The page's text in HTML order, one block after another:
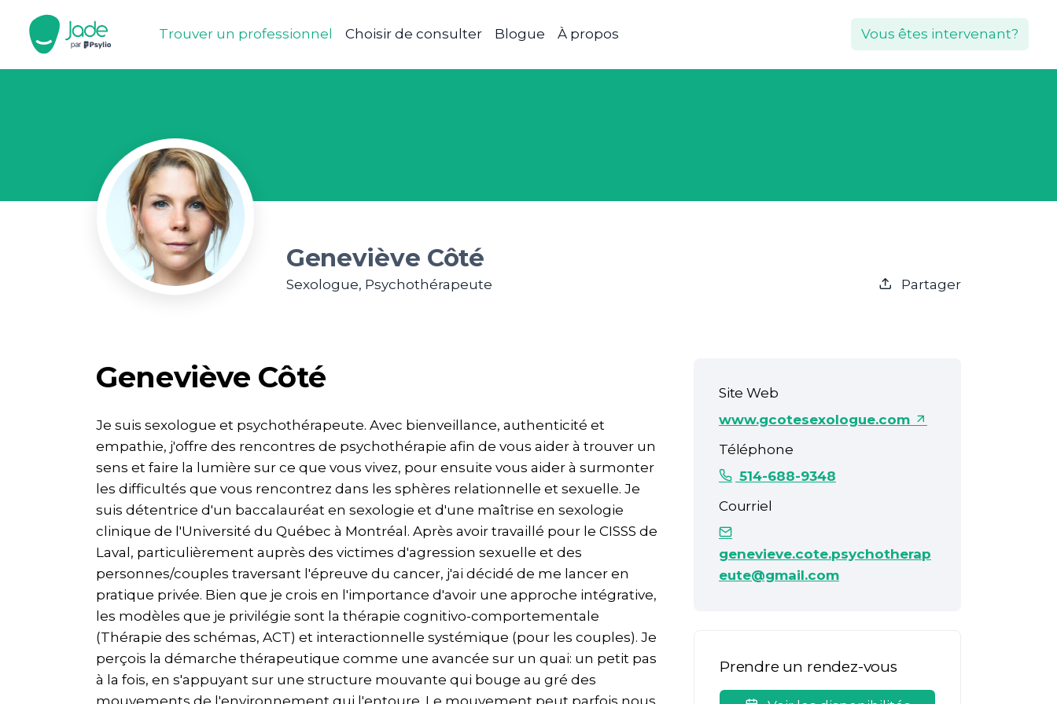
Trouver un professionnel Choisir de consulter Blogue À propos Vous êtes intervenant?
Geneviève Côté
Sexologue, Psychothérapeute Partager
Geneviève Côté
Je suis sexologue et psychothérapeute. Avec bienveillance, authenticité et
empathie, j'offre des rencontres de psychothérapie afin de vous aider à trouver un
sens et faire la lumière sur ce que vous vivez, pour ensuite vous aider à surmonter
les difficultés que vous rencontrez dans les sphères relationnelle et sexuelle. Je
suis détentrice d'un baccalauréat en sexologie et d'une maîtrise en sexologie
clinique de l'Université du Québec à Montréal. Après avoir travaillé pour le CISSS de
Laval, particulièrement auprès des victimes d'agression sexuelle et des
personnes/couples traversant l'épreuve du cancer, j'ai décidé de me lancer en
pratique privée. Bien que je crois en l'importance d'avoir une approche intégrative,
les modèles que je privilégie sont la thérapie cognitivo-comportementale
(Thérapie des schémas, ACT) et interactionnelle systémique (pour les couples). Je
perçois la démarche thérapeutique comme une avancée sur un quai: un petit pas
à la fois, en s'appuyant sur une structure mouvante qui bouge au gré des
mouvements de l'environnement qui l'entoure. Le mouvement peut parfois nous
Site Web
www.gcotesexologue.com
Téléphone
514-688-9348
Courriel
genevieve.cote.psychotherap
eute@gmail.com
Prendre un rendez-vous